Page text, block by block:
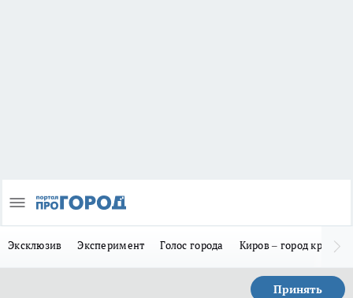
Эксклюзив Эксперимент Голос города Киров – город
Принять